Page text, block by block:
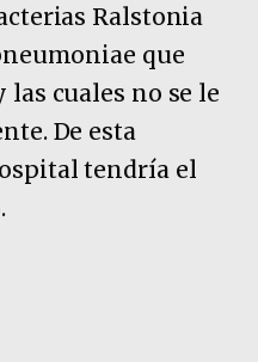
Ralstonia
que
las cuales no se le
De esta
tendría el